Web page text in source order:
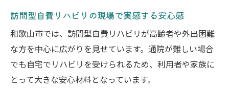
訪問型自費リハビリの現場で実感する安心感
和歌山市では、訪問型自費リハビリが高齢者や外出困難
な方を中心に広がりを見せています。通院が難しい場合
でも自宅でリハビリを受けられるため、利用者や家族に
とって大きな安心材料となっています。